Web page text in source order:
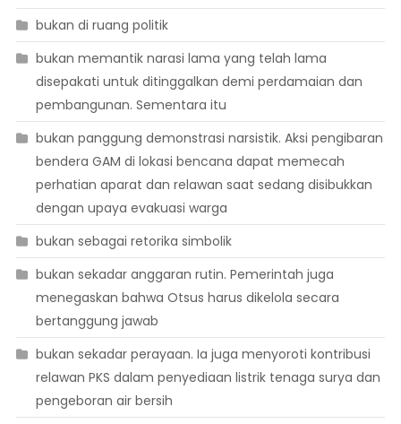
bukan di ruang politik
bukan memantik narasi lama yang telah lama
disepakati untuk ditinggalkan demi perdamaian dan
pembangunan. Sementara itu
bukan panggung demonstrasi narsistik. Aksi pengibaran
bendera GAM di lokasi bencana dapat memecah
perhatian aparat dan relawan saat sedang disibukkan
dengan upaya evakuasi warga
bukan sebagai retorika simbolik
bukan sekadar anggaran rutin. Pemerintah juga
menegaskan bahwa Otsus harus dikelola secara
bertanggung jawab
bukan sekadar perayaan. Ia juga menyoroti kontribusi
relawan PKS dalam penyediaan listrik tenaga surya dan
pengeboran air bersih